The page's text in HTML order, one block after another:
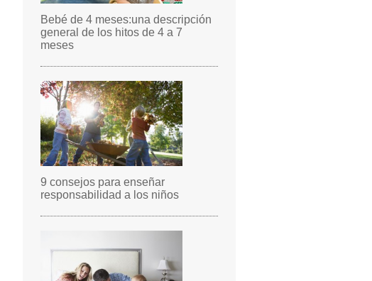
Bebé de 4 meses:una descripción
general de los hitos de 4 a 7
meses
9 consejos para enseñar
responsabilidad a los niños